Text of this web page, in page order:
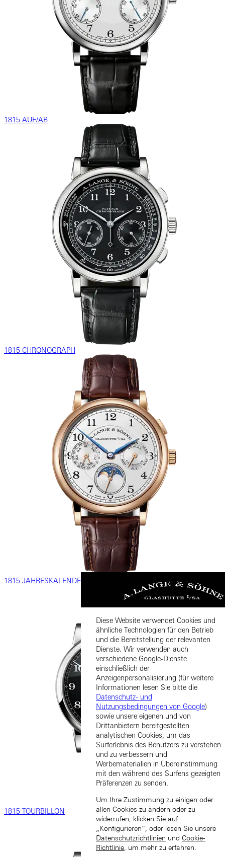
1815 AUF/AB
1815 CHRONOGRAPH
1815 JAHRESKALENDER
1815 TOURBILLON
Diese Website verwendet Cookies und
ähnliche Technologien für den Betrieb
und die Bereitstellung der relevanten
Dienste. Wir verwenden auch
verschiedene Google-Dienste
einschließlich der
Anzeigenpersonalisierung (für weitere
Informationen lesen Sie bitte die
Datenschutz- und
Nutzungsbedingungen von Google)
sowie unsere eigenen und von
Drittanbietern bereitgestellten
analytischen Cookies, um das
Surferlebnis des Benutzers zu verstehen
und zu verbessern und
Werbematerialien in Übereinstimmung
mit den während des Surfens gezeigten
Präferenzen zu senden.
Um Ihre Zustimmung zu einigen oder
allen Cookies zu ändern oder zu
widerrufen, klicken Sie auf
„Konfigurieren“, oder lesen Sie unsere
Datenschutzrichtlinien und Cookie-
Richtlinie , um mehr zu erfahren.